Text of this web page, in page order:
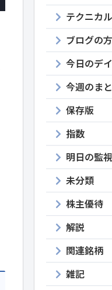
テクニカ
ブログの
今日のデ
今週のま
保存版
指数
明日の監
未分類
株主優待
解説
関連銘柄
雑記